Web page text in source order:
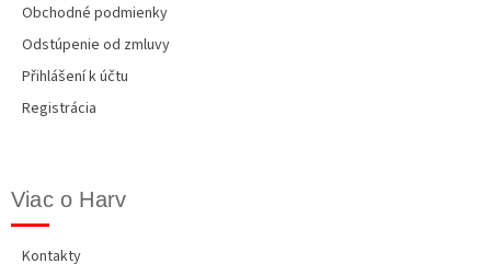
Obchodné podmienky
Odstúpenie od zmluvy
Přihlášení k účtu
Registrácia
Viac o Harv
Kontakty